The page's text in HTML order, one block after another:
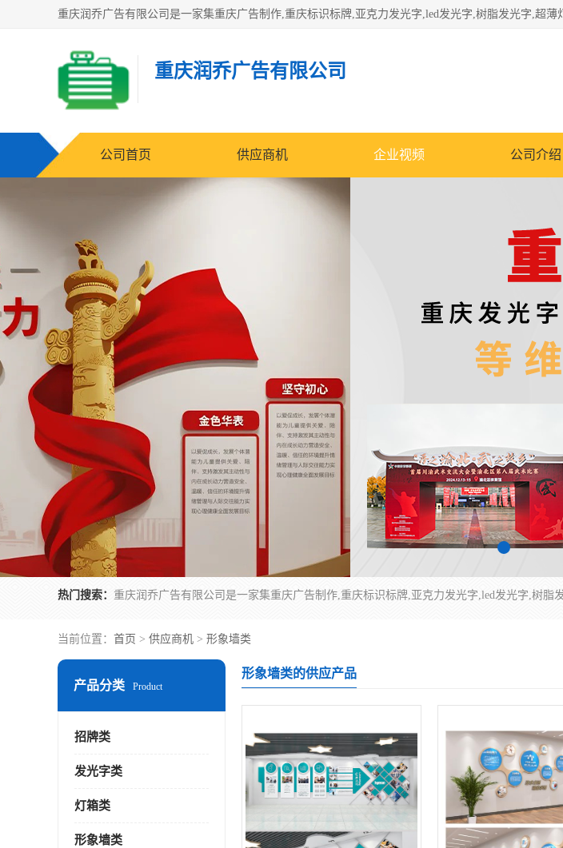
重庆润乔广告有限公司
公司首页 供应商机 企业视频 公司介绍
热门搜索：
当前位置： 首页 > 供应商机 > 形象墙类
产品分类 Product
招牌类
发光字类
灯箱类
形象墙类
形象墙类的供应产品